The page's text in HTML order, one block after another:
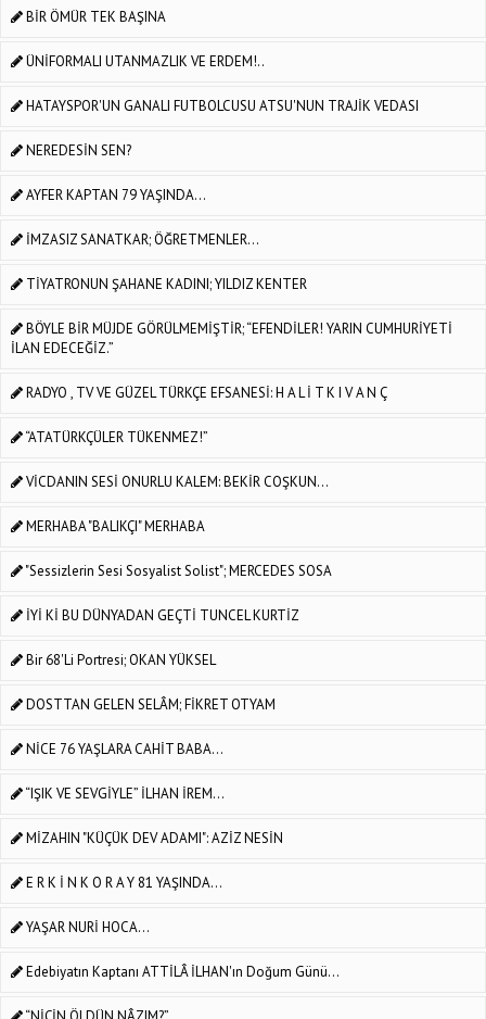
BİR ÖMÜR TEK BAŞINA
ÜNİFORMALI UTANMAZLIK VE ERDEM!..
HATAYSPOR'UN GANALI FUTBOLCUSU ATSU'NUN TRAJİK VEDASI
NEREDESİN SEN?
AYFER KAPTAN 79 YAŞINDA...
İMZASIZ SANATKAR; ÖĞRETMENLER…
TİYATRONUN ŞAHANE KADINI; YILDIZ KENTER
BÖYLE BİR MÜJDE GÖRÜLMEMİŞTİR; “EFENDİLER! YARIN CUMHURİYETİ
İLAN EDECEĞİZ.”
RADYO , TV VE GÜZEL TÜRKÇE EFSANESİ: H A L İ T K I V A N Ç
“ATATÜRKÇÜLER TÜKENMEZ!”
VİCDANIN SESİ ONURLU KALEM: BEKİR COŞKUN...
MERHABA "BALIKÇI" MERHABA
"Sessizlerin Sesi Sosyalist Solist"; MERCEDES SOSA
İYİ Kİ BU DÜNYADAN GEÇTİ TUNCEL KURTİZ
Bir 68'li Portresi; OKAN YÜKSEL
DOSTTAN GELEN SELÂM; FİKRET OTYAM
NİCE 76 YAŞLARA CAHİT BABA...
“IŞIK VE SEVGİYLE” İLHAN İREM...
MİZAHIN "KÜÇÜK DEV ADAMI": AZİZ NESİN
E R K İ N K O R A Y 81 YAŞINDA...
YAŞAR NURİ HOCA...
Edebiyatın Kaptanı ATTİLÂ İLHAN'ın Doğum Günü...